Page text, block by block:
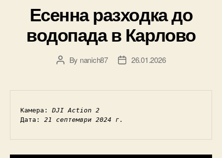
Есенна разходка до
водопада в Карлово
PostBy nanich87
Post26.01.2026
Камера: DJI Action 2
Дата: 21 септември 2024 г.